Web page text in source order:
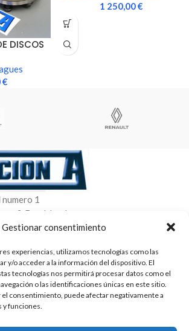
Gestionar consentimiento
experiencias, utilizamos tecnologías como las
y/o acceder a la información del dispositivo. El
tecnologías nos permitirá procesar datos como el
o las identificaciones únicas en este sitio.
consentimiento, puede afectar negativamente a
y funciones.
DISCOS
€
1 250,00€
1
2. Fuenlabrada